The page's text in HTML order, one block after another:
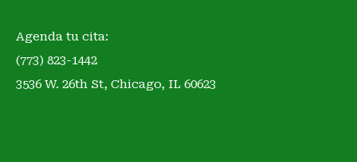
Agenda tu cita:
(773) 823-1442
3536 W. 26th St, Chicago, IL 60623